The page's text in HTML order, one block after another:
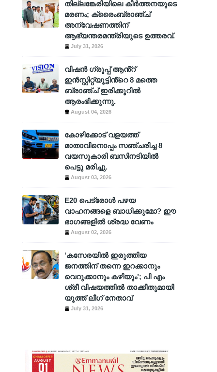
തില്ലങ്കേരിയിലെ കീർത്തനയുടെ
മരണം; ക്രൈംബ്രാഞ്ച്
അന്വേഷണത്തിന്
ആഭ്യന്തരമന്ത്രിയുടെ ഉത്തരവ്.
July 31, 2026
വിഷൻ ഗ്രൂപ്പ് ആൻ്റ്
ഇൻസ്റ്റിറ്റ്യൂട്ടിൻ്റെ 8 മത്തെ
ബ്രാഞ്ച് ഇരിക്കൂറിൽ
ആരംഭിക്കുന്നു.
August 04, 2026
കോഴിക്കോട് വളയത്ത്
മാതാവിനൊപ്പം സഞ്ചരിച്ച 8
വയസുകാരി ബസിനടിയിൽ
പെട്ടു മരിച്ചു.
August 03, 2026
E20 പെട്രോൾ പഴയ
വാഹനങ്ങളെ ബാധിക്കുമോ? ഈ
ഭാഗങ്ങളിൽ ശ്രദ്ധ വേണം
August 02, 2026
‘കസേരയിൽ ഇരുത്തിയ
ജനത്തിന് തന്നെ ഇറക്കാനും
വെറുക്കാനും കഴിയും’; പി എം
ശ്രീ വിഷയത്തിൽ താക്കീതുമായി
യൂത്ത് ലീഗ് നേതാവ്
July 31, 2026